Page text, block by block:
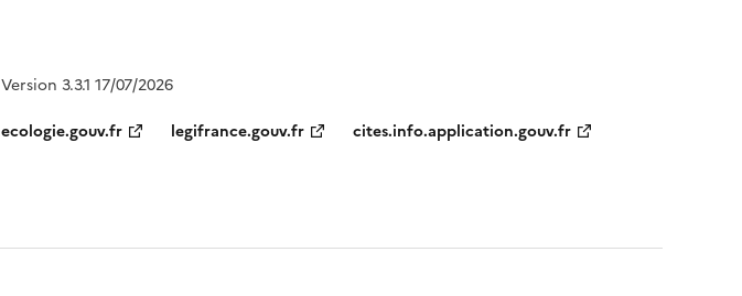
Version 3.3.1 17/07/2026
ecologie.gouv.fr
legifrance.gouv.fr cites.info.application.gouv.fr